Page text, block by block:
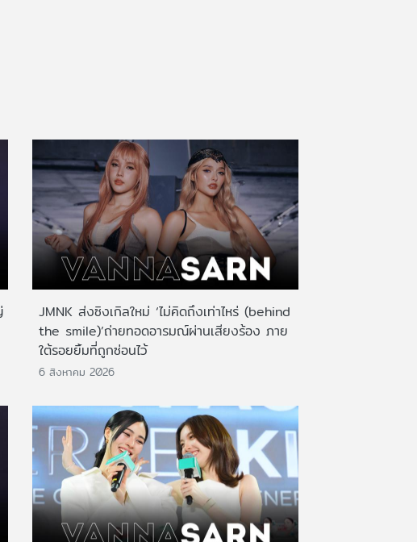
JMNK ส่งซิงเกิลใหม่ ‘ไม่คิดถึงเท่าไหร่ (behind
the smile)’ถ่ายทอดอารมณ์ผ่านเสียงร้อง ภาย
ใต้รอยยิ้มที่ถูกซ่อนไว้
6 สิงหาคม 2026